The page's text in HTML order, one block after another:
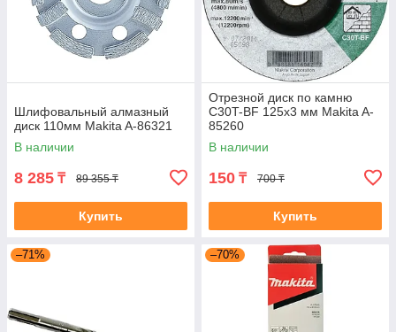
Шлифовальный алмазный
диск 110мм Makita A-86321
В наличии
8 285 ₸ 89 355 ₸
Купить
Отрезной диск по камню
C30T-BF 125x3 мм Makita A-
85260
В наличии
150 ₸ 700 ₸
Купить
–71% –70%